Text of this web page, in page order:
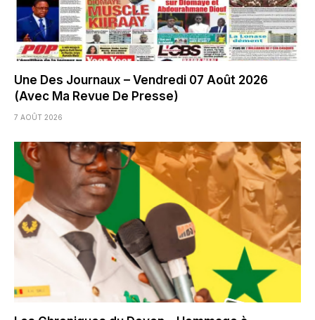
Une Des Journaux – Vendredi 07 Août 2026
(Avec Ma Revue De Presse)
7 AOÛT 2026